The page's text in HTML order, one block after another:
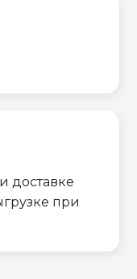
доставке
при